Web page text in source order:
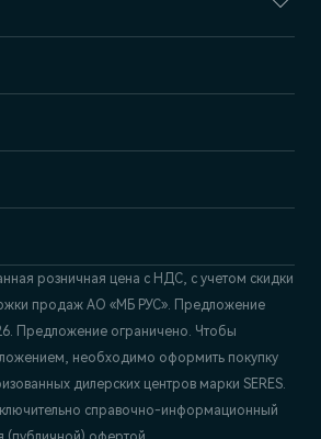
Маршала Прошлякова,
10
розничная цена c НДС, с учетом скидки
продаж АО «МБ РУС». Предложение
Предложение ограничено. Чтобы
необходимо оформить покупку
дилерских центров марки SERES.
справочно-информационный